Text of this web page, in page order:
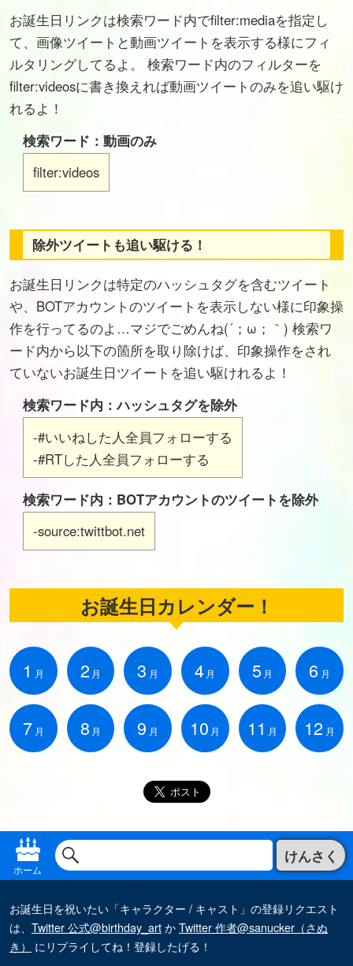
お誕生日リンクは検索ワード内でfilter:mediaを指定し
て、画像ツイートと動画ツイートを表示する様にフィ
ルタリングしてるよ。 検索ワード内のフィルターを
filter:videosに書き換えれば動画ツイートのみを追い駆け
れるよ！
検索ワード：動画のみ
filter:videos
除外ツイートも追い駆ける！
お誕生日リンクは特定のハッシュタグを含むツイート
や、BOTアカウントのツイートを表示しない様に印象操
作を行ってるのよ…マジでごめんね(´；ω；｀) 検索ワ
ード内から以下の箇所を取り除けば、印象操作をされ
ていないお誕生日ツイートを追い駆けれるよ！
検索ワード内：ハッシュタグを除外
-#いいねした人全員フォローする
-#RTした人全員フォローする
検索ワード内：BOTアカウントのツイートを除外
-source:twittbot.net
お誕生日カレンダー！
1 月 2 月 3 月 4 月 5 月 6 月
7 月 8 月 9 月 10 月 11 月 12 月
ホーム
けんさく
お誕生日を祝いたい「キャラクター / キャスト」の登録リクエスト
は、 Twitter 公式@birthday_artかTwitter 作者@sanucker（さぬ
き）
にリプライしてね！登録したげる！